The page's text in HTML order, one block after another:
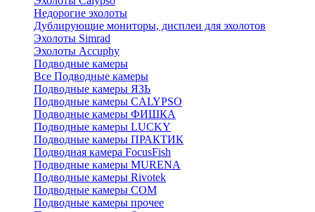
Недорогие эхолоты
Дублирующие мониторы, дисплеи для эхолотов
Эхолоты Simrad
Эхолоты Accuphy
Подводные камеры
Все Подводные камеры
Подводные камеры ЯЗЬ
Подводные камеры CALYPSO
Подводные камеры ФИШКА
Подводные камеры LUCKY
Подводные камеры ПРАКТИК
Подводная камера FocusFish
Подводные камеры MURENA
Подводные камеры Rivotek
Подводные камеры СОМ
Подводные камеры прочее